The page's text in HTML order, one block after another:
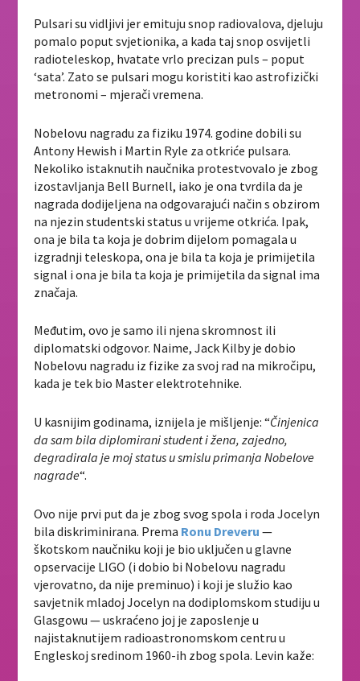
Pulsari su vidljivi jer emituju snop radiovalova, djeluju
pomalo poput svjetionika, a kada taj snop osvijetli
radioteleskop, hvatate vrlo precizan puls – poput
‘sata’. Zato se pulsari mogu koristiti kao astrofizički
metronomi – mjerači vremena.
Nobelovu nagradu za fiziku 1974. godine dobili su
Antony Hewish i Martin Ryle za otkriće pulsara.
Nekoliko istaknutih naučnika protestvovalo je zbog
izostavljanja Bell Burnell, iako je ona tvrdila da je
nagrada dodijeljena na odgovarajući način s obzirom
na njezin studentski status u vrijeme otkrića. Ipak,
ona je bila ta koja je dobrim dijelom pomagala u
izgradnji teleskopa, ona je bila ta koja je primijetila
signal i ona je bila ta koja je primijetila da signal ima
značaja.
Međutim, ovo je samo ili njena skromnost ili
diplomatski odgovor. Naime, Jack Kilby je dobio
Nobelovu nagradu iz fizike za svoj rad na mikročipu,
kada je tek bio Master elektrotehnike.
U kasnijim godinama, iznijela je mišljenje: “Činjenica
da sam bila diplomirani student i žena, zajedno,
degradirala je moj status u smislu primanja Nobelove
nagrade“.
Ovo nije prvi put da je zbog svog spola i roda Jocelyn
bila diskriminirana. Prema Ronu Dreveru —
škotskom naučniku koji je bio uključen u glavne
opservacije LIGO (i dobio bi Nobelovu nagradu
vjerovatno, da nije preminuo) i koji je služio kao
savjetnik mladoj Jocelyn na dodiplomskom studiju u
Glasgowu — uskraćeno joj je zaposlenje u
najistaknutijem radioastronomskom centru u
Engleskoj sredinom 1960-ih zbog spola. Levin kaže: